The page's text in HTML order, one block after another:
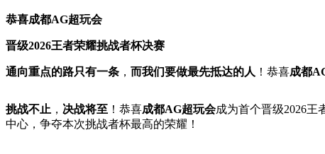
恭喜成都AG超玩会
晋级2026王者荣耀挑战者杯决赛
通向重点的路只有一条 ， 而我们要做最先抵达的人 ！恭喜成都
挑战不止 ， 决战将至 ！恭喜成都AG超玩会成为首个晋级2026王
中心，争夺本次挑战者杯最高的荣耀！